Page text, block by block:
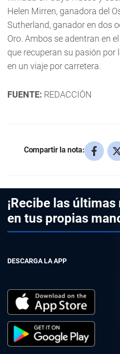
Helen Mirren, ganadora del
Sutherland, ganador en dos
Oro. Ambos se adentran en
que recuperan su pasión
en un viaje por carretera.
FUENTE: REDACCIÓN
Compartir la nota:
¡Recibe las
en tus propias
DESCARGA LA APP